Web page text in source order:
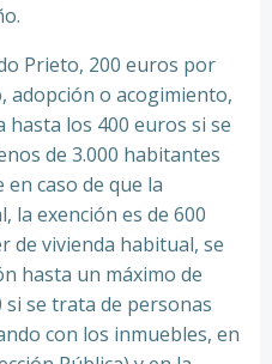
Prieto, 200 euros por
adopción o acogimiento,
hasta los 400 euros si se
de 3.000 habitantes
caso de que la
la exención es de 600
de vivienda habitual, se
hasta un máximo de
si se trata de personas
con los inmuebles, en